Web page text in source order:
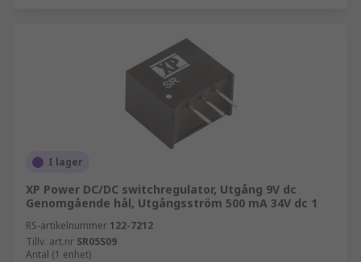
I lager
XP Power DC/DC switchregulator, Utgång 9V dc
Genomgående hål, Utgångsström 500 mA 34V dc 1
RS-artikelnummer 122-7212
Tillv. art.nr SR05S09
Antal (1 enhet)